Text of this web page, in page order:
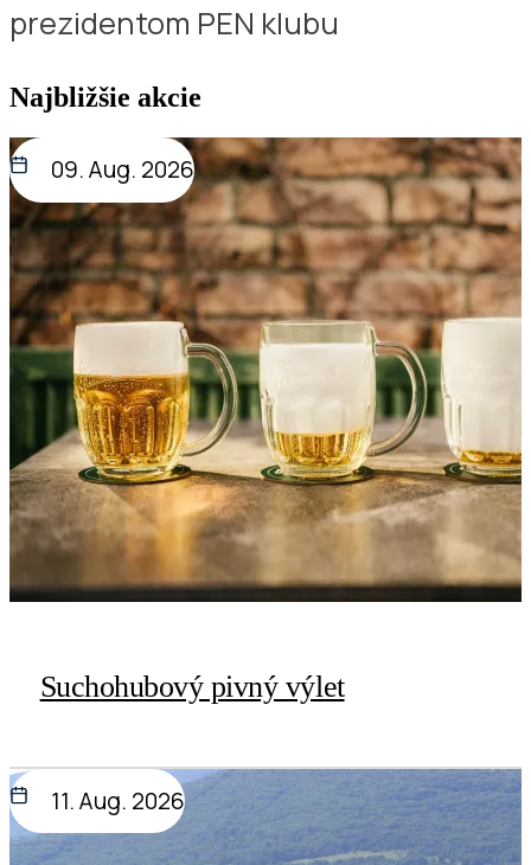
prezidentom PEN klubu
Najbližšie akcie
09. Aug. 2026
Suchohubový pivný výlet
11. Aug. 2026